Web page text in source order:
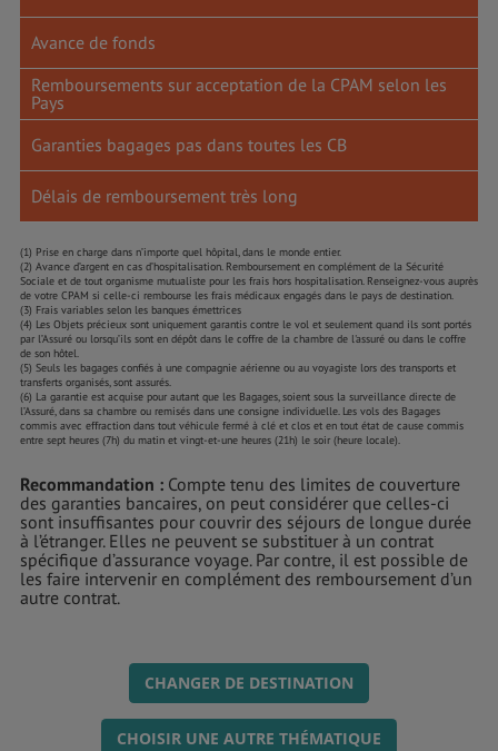
Avance de fonds
Remboursements sur acceptation de la CPAM selon les
Pays
Garanties bagages pas dans toutes les CB
Délais de remboursement très long
(1) Prise en charge dans n’importe quel hôpital, dans le monde entier.
(2) Avance d’argent en cas d’hospitalisation. Remboursement en complément de la Sécurité
Sociale et de tout organisme mutualiste pour les frais hors hospitalisation. Renseignez-vous auprès
de votre CPAM si celle-ci rembourse les frais médicaux engagés dans le pays de destination.
(3) Frais variables selon les banques émettrices
(4) Les Objets précieux sont uniquement garantis contre le vol et seulement quand ils sont portés
par l’Assuré ou lorsqu’ils sont en dépôt dans le coffre de la chambre de l'assuré ou dans le coffre
de son hôtel.
(5) Seuls les bagages confiés à une compagnie aérienne ou au voyagiste lors des transports et
transferts organisés, sont assurés.
(6) La garantie est acquise pour autant que les Bagages, soient sous la surveillance directe de
l’Assuré, dans sa chambre ou remisés dans une consigne individuelle. Les vols des Bagages
commis avec effraction dans tout véhicule fermé à clé et clos et en tout état de cause commis
entre sept heures (7h) du matin et vingt-et-une heures (21h) le soir (heure locale).
Recommandation : Compte tenu des limites de couverture
des garanties bancaires, on peut considérer que celles-ci
sont insuffisantes pour couvrir des séjours de longue durée
à l’étranger. Elles ne peuvent se substituer à un contrat
spécifique d’assurance voyage. Par contre, il est possible de
les faire intervenir en complément des remboursement d’un
autre contrat.
CHANGER DE DESTINATION
CHOISIR UNE AUTRE THÉMATIQUE